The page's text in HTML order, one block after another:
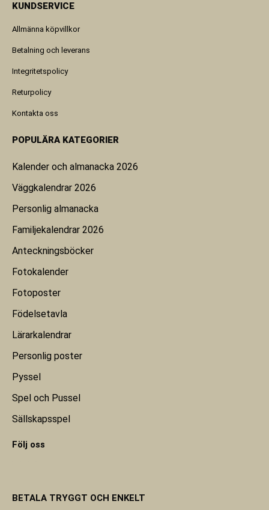
KUNDSERVICE
Allmänna köpvillkor
Betalning och leverans
Integritetspolicy
Returpolicy
Kontakta oss
POPULÄRA KATEGORIER
Kalender och almanacka 2026
Väggkalendrar 2026
Personlig almanacka
Familjekalendrar 2026
Anteckningsböcker
Fotokalender
Fotoposter
Födelsetavla
Lärarkalendrar
Personlig poster
Pyssel
Spel och Pussel
Sällskapsspel
Följ oss
BETALA TRYGGT OCH ENKELT